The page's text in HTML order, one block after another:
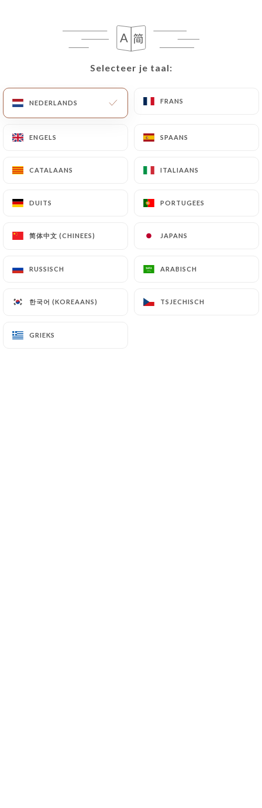
Selecteer je taal:
NEDERLANDS FRANS
ENGELS SPAANS
CATALAANS ITALIAANS
DUITS PORTUGEES
简体中文 (CHINEES) JAPANS
RUSSISCH ARABISCH
한국어 (KOREAANS) TSJECHISCH
GRIEKS
HOME/GALERIJ
Galerij
Selecteer je taal:
NEDERLANDS FRANS
ENGELS SPAANS
CATALAANS ITALIAANS
DUITS PORTUGEES
简体中文 (CHINEES) JAPANS
RUSSISCH ARABISCH
한국어 (KOREAANS) TSJECHISCH
GRIEKS